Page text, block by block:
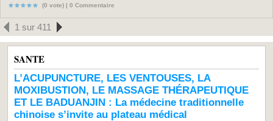
(0 vote) | 0 Commentaire
1 sur 411
SANTE
L’ACUPUNCTURE, LES VENTOUSES, LA
MOXIBUSTION, LE MASSAGE THÉRAPEUTIQUE
ET LE BADUANJIN : La médecine traditionnelle
chinoise s’invite au plateau médical